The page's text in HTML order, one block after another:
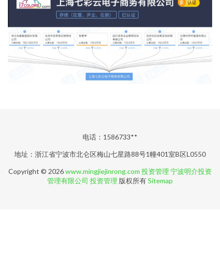
电话：1586733**
地址：浙江省宁波市北仑区梅山七星路88号1幢401室B区L0550
Copyright © 2026www.mingjiejinrong.com 投资管理 宁波明介投资
管理有限公司 投资管理 版权所有Sitemap